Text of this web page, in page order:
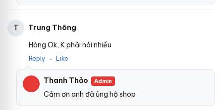
T
Trung Thông
Hàng Ok, K phải nói nhiều
Reply ● Like
Thanh Thảo Admin
Cảm ơn anh đã ủng hộ shop